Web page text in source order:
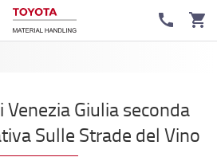
Giulia seconda
Sulle Strade del Vino